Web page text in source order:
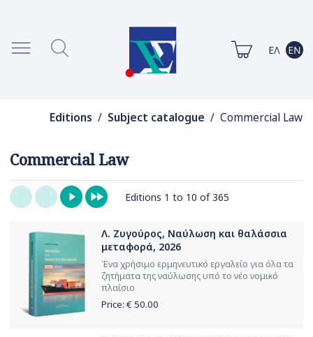
Editions / Subject catalogue / Commercial Law
Commercial Law
Editions 1 to 10 of 365
Λ. Ζυγούρος, Ναύλωση και θαλάσσια
μεταφορά, 2026
Ένα χρήσιμο ερμηνευτικό εργαλείο για όλα τα
ζητήματα της ναύλωσης υπό το νέο νομικό
πλαίσιο
Price: € 50.00